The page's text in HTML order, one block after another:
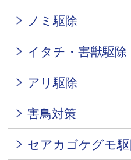
ノミ駆除
イタチ・害獣駆除
アリ駆除
害鳥対策
セアカゴケグモ駆